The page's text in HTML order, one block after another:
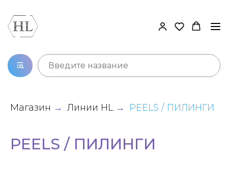
Магазин → Линии HL → PEELS / ПИЛИНГИ
PEELS / ПИЛИНГИ